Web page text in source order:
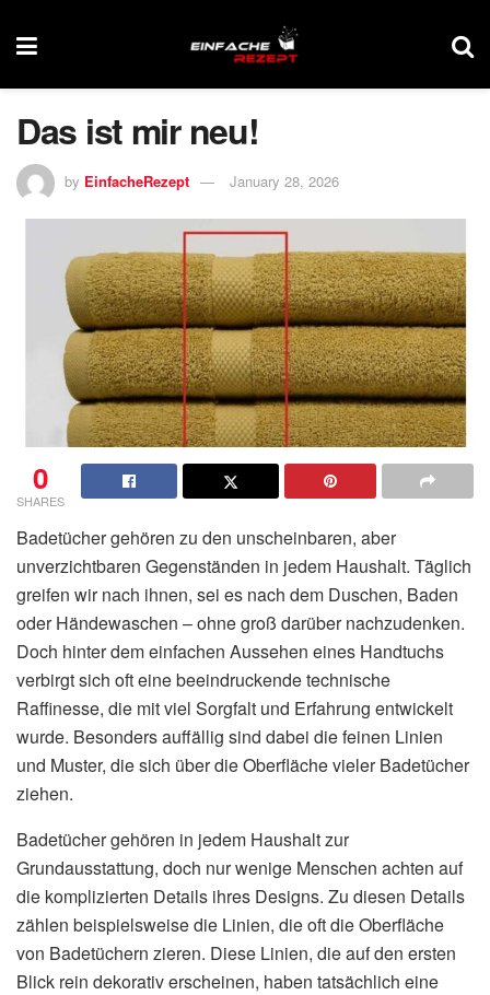
Das ist mir neu!
by EinfacheRezept January 28, 2026
0
SHARES
Badetücher gehören zu den unscheinbaren, aber
unverzichtbaren Gegenständen in jedem Haushalt. Täglich
greifen wir nach ihnen, sei es nach dem Duschen, Baden
oder Händewaschen – ohne groß darüber nachzudenken.
Doch hinter dem einfachen Aussehen eines Handtuchs
verbirgt sich oft eine beeindruckende technische
Raffinesse, die mit viel Sorgfalt und Erfahrung entwickelt
wurde. Besonders auffällig sind dabei die feinen Linien
und Muster, die sich über die Oberfläche vieler Badetücher
ziehen.
Badetücher gehören in jedem Haushalt zur
Grundausstattung, doch nur wenige Menschen achten auf
die komplizierten Details ihres Designs. Zu diesen Details
zählen beispielsweise die Linien, die oft die Oberfläche
von Badetüchern zieren. Diese Linien, die auf den ersten
Blick rein dekorativ erscheinen, haben tatsächlich eine